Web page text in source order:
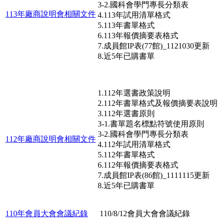
113年廠商說明會相關文件
3-2.國科會學門專長分類表
4.113年試用清單格式
5.113年書單格式
6.113年報價摘要表格式
7.成員館IP表(77館)_1121030更新
8.近5年已購書單
112年廠商說明會相關文件
1.112年選書政策說明
2.112年書單格式及報價摘要表說明
3.112年選書原則
3-1.書單題名標點符號使用原則
3-2.國科會學門專長分類表
4.112年試用清單格式
5.112年書單格式
6.112年報價摘要表格式
7.成員館IP表(86館)_1111115更新
8.近5年已購書單
110年會員大會會議紀錄 110/8/12會員大會會議紀錄